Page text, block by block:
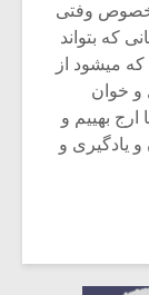
وفتی
که بتواند
میشود از
و خوان
بهییم و
یادگیری و